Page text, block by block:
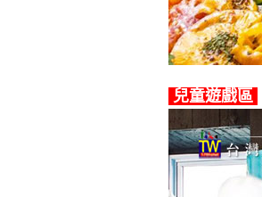
兒童遊戲區